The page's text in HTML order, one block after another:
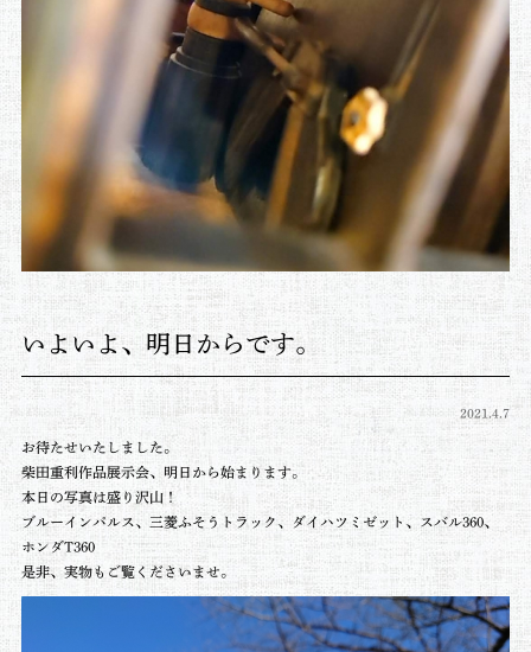
いよいよ、明日からです。
2021.4.7
お待たせいたしました。
柴田重利作品展示会、明日から始まります。
本日の写真は盛り沢山！
ブルーインパルス、三菱ふそうトラック、ダイハツミゼット、スバル360、
ホンダT360
是非、実物もご覧くださいませ。